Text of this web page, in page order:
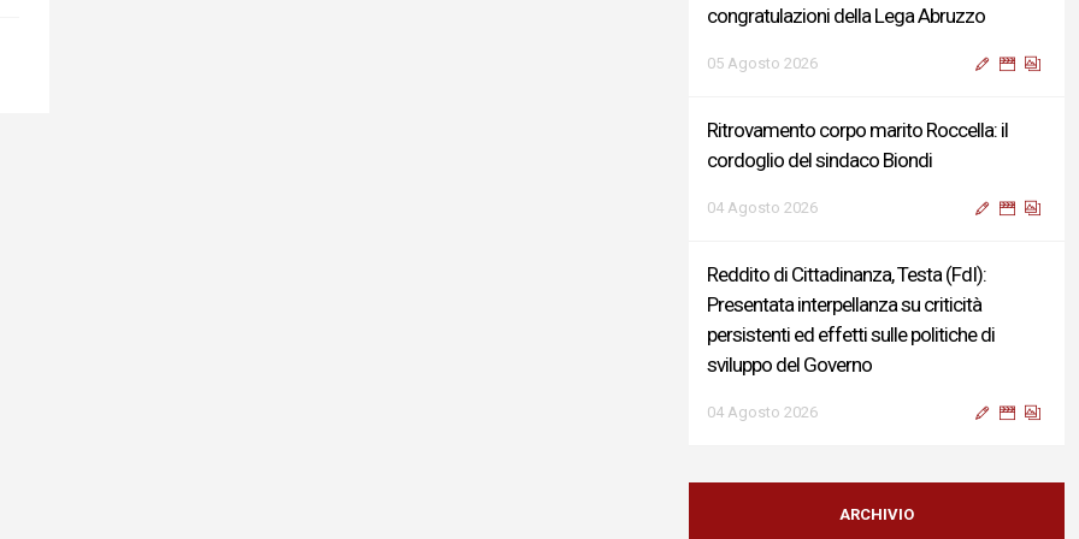
congratulazioni della Lega Abruzzo
05 Agosto 2026
Ritrovamento corpo marito Roccella: il
cordoglio del sindaco Biondi
04 Agosto 2026
Reddito di Cittadinanza, Testa (FdI):
Presentata interpellanza su criticità
persistenti ed effetti sulle politiche di
sviluppo del Governo
04 Agosto 2026
Sigismondi, Liris e Testa: “Profondo
cordoglio e vicinanza al Ministro Roccella e
ARCHIVIO